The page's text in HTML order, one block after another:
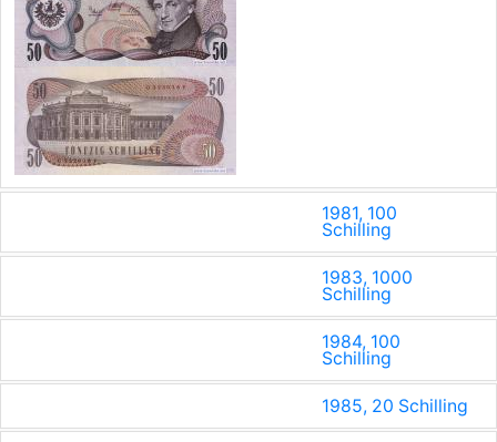
1981, 100
Schilling
1983, 1000
Schilling
1984, 100
Schilling
1985, 20 Schilling